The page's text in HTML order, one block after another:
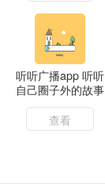
听听广播app 听听
自己圈子外的故事
查看